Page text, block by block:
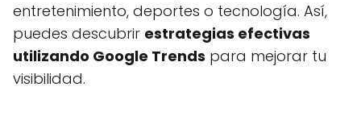
entretenimiento, deportes o tecnología. Así,
puedes descubrir estrategias efectivas
utilizando Google Trends para mejorar tu
visibilidad.